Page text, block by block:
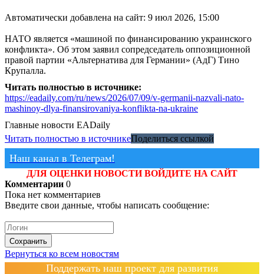
Автоматически добавлена на сайт: 9 июл 2026, 15:00
НАТО является «машиной по финансированию украинского
конфликта». Об этом заявил сопредседатель оппозиционной
правой партии «Альтернатива для Германии» (АдГ) Тино
Крупалла.
Читать полностью в источнике:
https://eadaily.com/ru/news/2026/07/09/v-germanii-nazvali-nato-
mashinoy-dlya-finansirovaniya-konflikta-na-ukraine
Главные новости EADaily
Читать полностью в источникеПоделиться ссылкой
Наш канал в Телеграм!
ДЛЯ ОЦЕНКИ НОВОСТИ ВОЙДИТЕ НА САЙТ
Комментарии 0
Пока нет комментариев
Введите свои данные, чтобы написать сообщение:
Сохранить
Вернуться ко всем новостям
Поддержать наш проект для развития